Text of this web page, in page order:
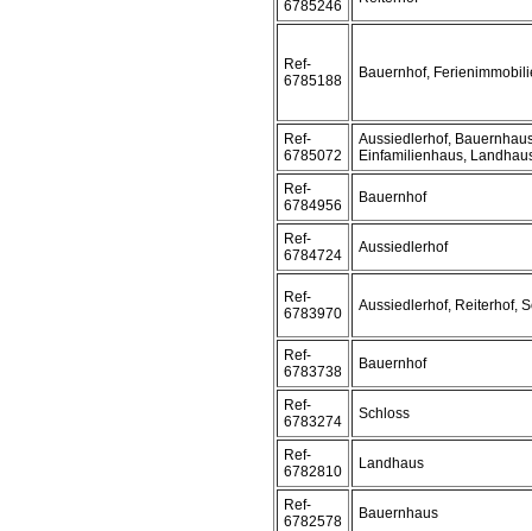
6785246
Ref-
6785188
Bauernhof,
Ref-
6785072
Aussiedlerhof,
Einfamilienhaus,
Ref-
6784956
Bauernhof
Ref-
6784724
Aussiedlerhof
Ref-
6783970
Aussiedlerhof, Reiterhof,
Ref-
6783738
Bauernhof
Ref-
6783274
Schloss
Ref-
6782810
Landhaus
Ref-
6782578
Bauernhaus